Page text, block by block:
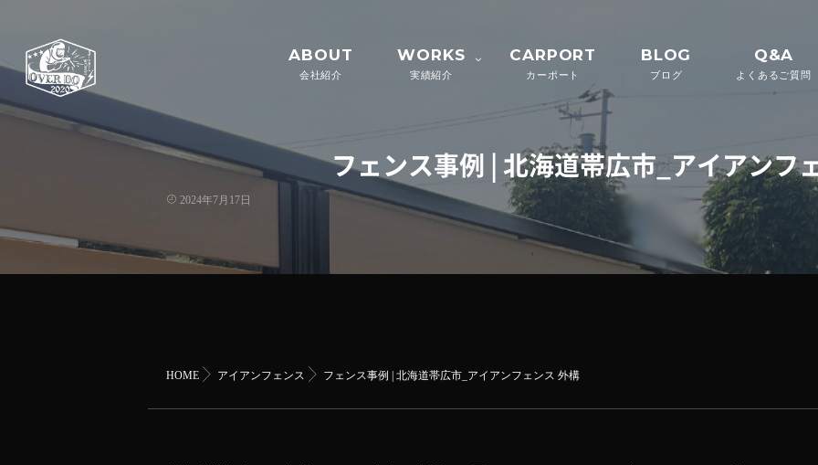
ABOUT
会社紹介
WORKS
実績紹介
CARPORT
カーポート
BLOG
ブログ
Q&A
よくあるご質問
フェンス事例 | 北海道帯広市_アイアンフ
2024年7月17日
HOME アイアンフェンス フェンス事例 | 北海道帯広市_アイアンフェンス 外構